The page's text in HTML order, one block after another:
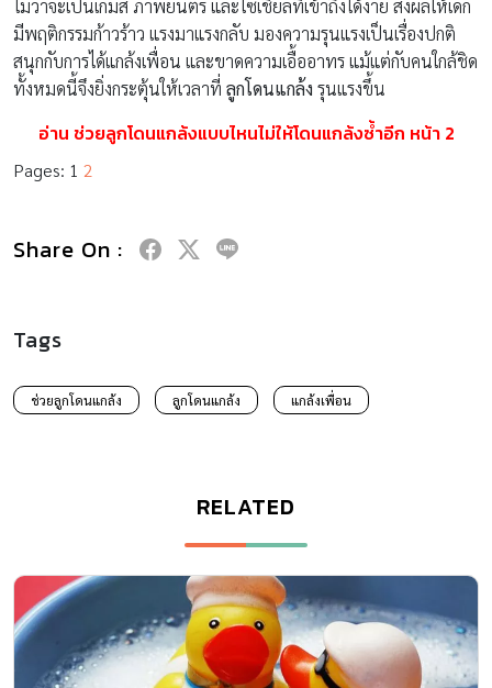
ไม่ว่าจะเป็นเกมส์ ภาพยนตร์ และโซเชียลที่เข้าถึงได้ง่าย ส่งผลให้เด็ก
มีพฤติกรรมก้าวร้าว แรงมาแรงกลับ มองความรุนแรงเป็นเรื่องปกติ
สนุกกับการได้แกล้งเพื่อน และขาดความเอื้ออาทร แม้แต่กับคนใกล้ชิด
ทั้งหมดนี้จึงยิ่งกระตุ้นให้เวลาที่ ลูกโดนแกล้ง รุนแรงขึ้น
อ่าน ช่วยลูกโดนแกล้งแบบไหนไม่ให้โดนแกล้งซ้ำอีก หน้า 2
Pages: 1 2
Share On :
Tags
ช่วยลูกโดนแกล้ง ลูกโดนแกล้ง แกล้งเพื่อน
RELATED